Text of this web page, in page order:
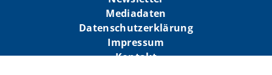
Mediadaten
Datenschutzerklärung
Impressum
Kontakt